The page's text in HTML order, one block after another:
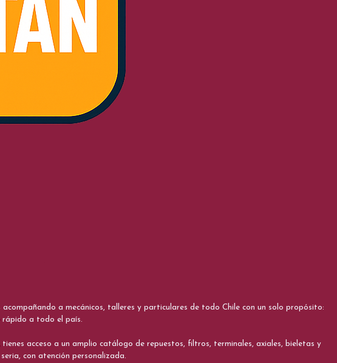
a mecánicos, talleres y particulares de todo Chile con un solo propósito:
rápido a todo el país.
acceso a un amplio catálogo de repuestos, filtros, terminales, axiales, bieletas y
con atención personalizada.